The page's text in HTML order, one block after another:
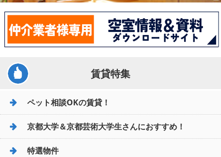
賃貸特集
ペット相談OKの賃貸！
京都大学＆京都芸術大学生さんにおすすめ！
特選物件